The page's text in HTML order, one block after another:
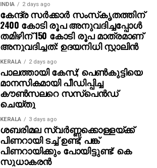
INDIA 2 days ago
കേന്ദ്ര സര്‍ക്കാര്‍ സംസ്‌കൃതത്തിന്
2400 കോടി രൂപ അനുവദിച്ചപ്പോള്‍
തമിഴിന് 150 കോടി രൂപ മാത്രമാണ്
അനുവദിച്ചത്: ഉദയനിധി സ്റ്റാലിന്‍
KERALA 2 days ago
പാലത്തായി കേസ്; പെൺകുട്ടിയെ
മാനസികമായി പീഡിപ്പിച്ച
കൗൺസലറെ സസ്പെൻഡ്
ചെയ്തു
KERALA 3 days ago
ശബരിമല സ്വര്‍ണ്ണക്കൊള്ളയ്ക്ക്
പിണറായി ടച്ച് ഉണ്ട്; പങ്ക്
പിണറായിക്കും പോയിട്ടുണ്ട്: കെ
സുധാകരന്‍